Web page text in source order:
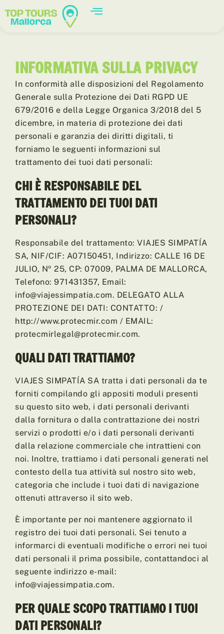
INFORMATIVA SULLA PRIVACY
In conformità alle disposizioni del Regolamento
Generale sulla Protezione dei Dati RGPD UE
679/2016 e della Legge Organica 3/2018 del 5
dicembre, in materia di protezione dei dati
personali e garanzia dei diritti digitali, ti
forniamo le seguenti informazioni sul
trattamento dei tuoi dati personali:
CHI È RESPONSABILE DEL
TRATTAMENTO DEI TUOI DATI
PERSONALI?
Responsabile del trattamento: VIAJES SIMPATÍA
SA, NIF/CIF: A07150451, Indirizzo: CALLE 16 DE
JULIO, Nº 25, CP: 07009, PALMA DE MALLORCA,
Telefono: 971431357, Email:
info@viajessimpatia.com. DELEGATO ALLA
PROTEZIONE DEI DATI: CONTATTO: /
http://www.protecmir.com / EMAIL:
protecmirlegal@protecmir.com.
QUALI DATI TRATTIAMO?
VIAJES SIMPATÍA SA tratta i dati personali da te
forniti compilando gli appositi moduli presenti
su questo sito web, i dati personali derivanti
dalla fornitura o dalla contrattazione dei nostri
servizi o prodotti e/o i dati personali derivanti
dalla relazione commerciale che intrattieni con
noi. Inoltre, trattiamo i dati personali generati nel
contesto della tua attività sul nostro sito web,
categoria che include i tuoi dati di navigazione
ottenuti attraverso il sito web.
È importante per noi mantenere aggiornato il
registro dei tuoi dati personali. Sei tenuto a
informarci di eventuali modifiche o errori nei tuoi
dati personali il prima possibile, contattandoci al
seguente indirizzo e-mail:
info@viajessimpatia.com.
PER QUALE SCOPO TRATTIAMO I TUOI
DATI PERSONALI?